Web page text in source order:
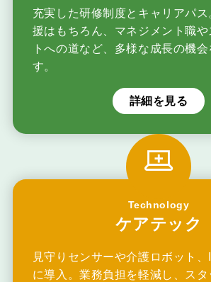
充実した研修制度とキャリアパ
援はもちろん、マネジメント職や
トへの道など、多様な成長の機会
す。
詳細を見る
Technology
ケアテック
見守りセンサーや介護ロボット
に導入。業務負担を軽減し、スタ